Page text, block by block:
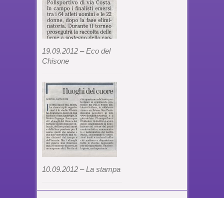
19.09.2012 – Eco del
Chisone
10.09.2012 – La stampa